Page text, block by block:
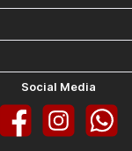
Social Media
Facebook InstagramWhatsApp